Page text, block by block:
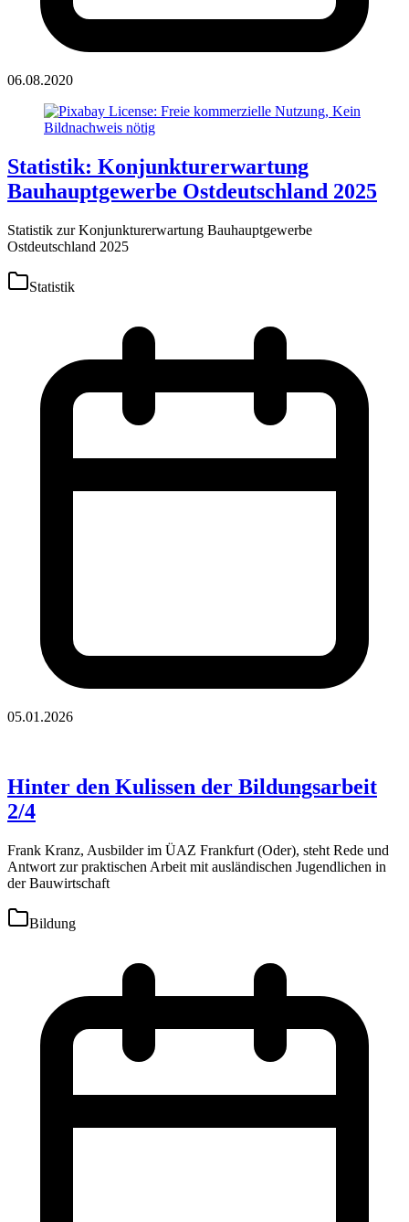
06.08.2020
Statistik: Konjunkturerwartung
Bauhauptgewerbe Ostdeutschland 2025
Statistik zur Konjunkturerwartung Bauhauptgewerbe
Ostdeutschland 2025
Statistik
05.01.2026
Hinter den Kulissen der Bildungsarbeit
2/4
Frank Kranz, Ausbilder im ÜAZ Frankfurt (Oder), steht Rede und
Antwort zur praktischen Arbeit mit ausländischen Jugendlichen in
der Bauwirtschaft
Bildung